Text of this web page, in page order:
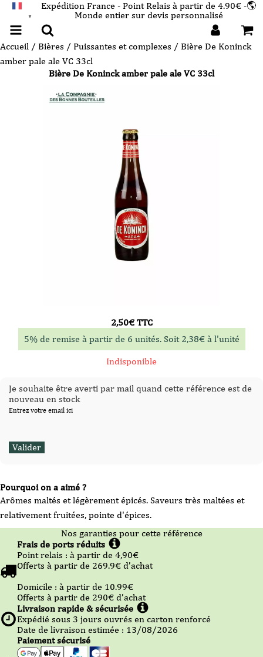
▼
Expédition France - Point Relais à partir de 4.90€ -🌎
Monde entier sur devis personnalisé
Accueil / Bières / Puissantes et complexes / Bière De Koninck
amber pale ale VC 33cl
Bière De Koninck amber pale ale VC 33cl
Pourquoi on a aimé ?
Arômes maltés et légèrement épicés. Saveurs très maltées et
relativement fruitées, pointe d'épices.
2,50€TTC
5% de remise à partir de 6 unités. Soit 2,38€à l'unité
Indisponible
Je souhaite être averti par mail quand cette référence est de
nouveau en stock
Entrez votre email ici
Nos garanties pour cette référence
Frais de ports réduits
Point relais : à partir de 4,90€
Offerts à partir de 269.9€ d’achat
Domicile : à partir de 10.99€
Offerts à partir de 290€ d’achat
Livraison rapide & sécurisée
Expédié sous 3 jours ouvrés en carton renforcé
Date de livraison estimée : 13/08/2026
Paiement sécurisé